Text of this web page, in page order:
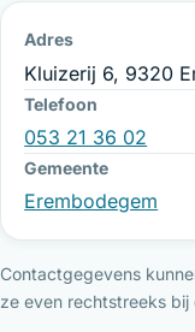
Adres
Kluizerij 6, 9320
Telefoon
053 21 36 02
Gemeente
Erembodegem
Contactgegevens
ze even rechtstreeks